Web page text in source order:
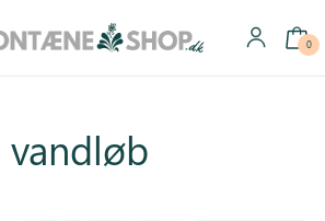
0
vandløb